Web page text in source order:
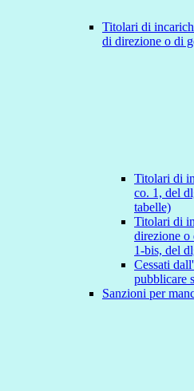
Titolari di
di direzione o di
Titolari di
co. 1, del
tabelle)
Titolari di
direzione o
1-bis, del
Cessati
pubblicare
Sanzioni per